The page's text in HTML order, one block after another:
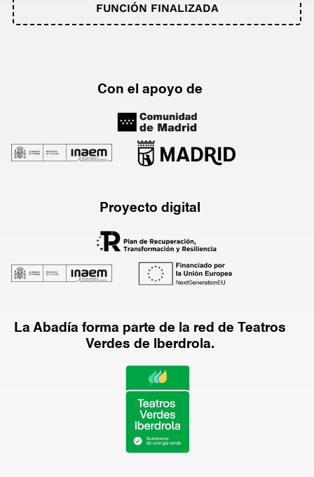
FUNCIÓN FINALIZADA
Con el apoyo de
Proyecto digital
La Abadía forma parte de la red de Teatros
Verdes de Iberdrola.